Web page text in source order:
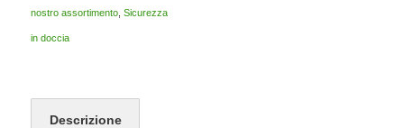
nostro assortimento, Sicurezza
in doccia
Descrizione